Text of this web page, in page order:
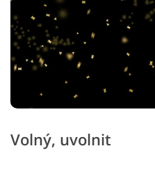
Volný, uvolnit